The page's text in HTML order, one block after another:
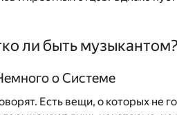
ли быть музыкантом?
о Системе
Есть вещи, о которых не